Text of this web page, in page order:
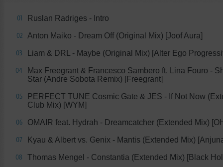
01 Ruslan Radriges - Intro
02 Anton Maiko - Dream Off (Original Mix) [Joof Aura]
03 Liam & DRL - Maybe (Original Mix) [Alter Ego
04
Max Freegrant & Francesco Sambero ft. Lina Fouro -
Star (Andre Sobota Remix) [Freegrant]
05
PERFECT TUNE Cosmic Gate & JES - If Not Now
Club Mix) [WYM]
06 OMAIR feat. Hydrah - Dreamcatcher (Extended Mix)
07 Kyau & Albert vs. Genix - Mantis (Extended Mix)
08 Thomas Mengel - Constantia (Extended Mix) [Black